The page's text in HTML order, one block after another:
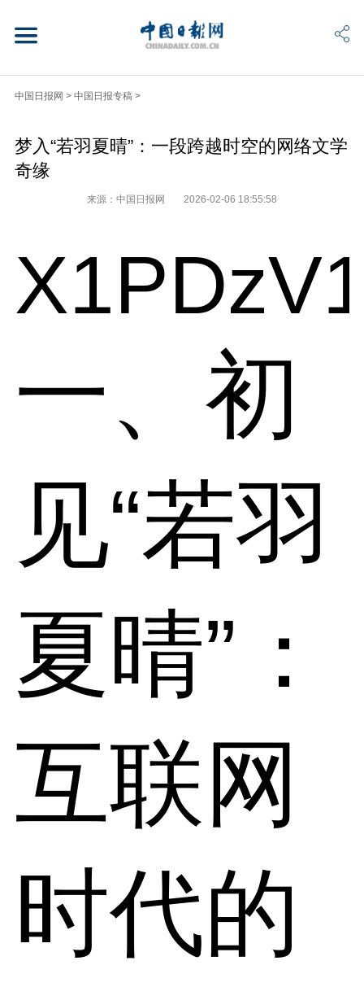
中国日报网 > 中国日报专稿 >
梦入“若羽夏晴”：一段跨越时空的网络文学
奇缘
来源：中国日报网 2026-02-06 18:55:58
一、初
见“若羽
夏晴”：
互联网
时代的